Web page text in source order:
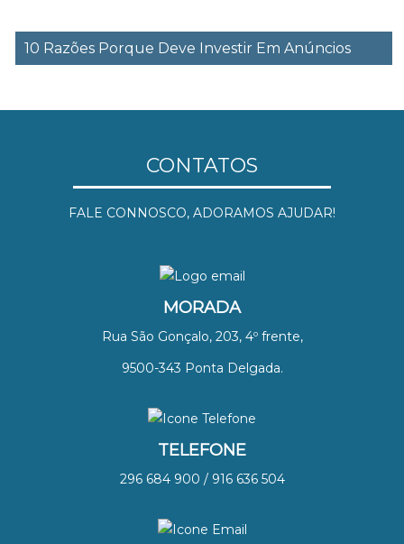
10 Razões Porque Deve Investir Em Anúncios
CONTATOS
FALE CONNOSCO, ADORAMOS AJUDAR!
MORADA
Rua São Gonçalo, 203, 4º frente,
9500-343 Ponta Delgada.
TELEFONE
296 684 900 / 916 636 504